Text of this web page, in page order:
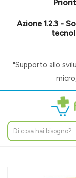
Azione 1.2.3 -
"Supporto allo